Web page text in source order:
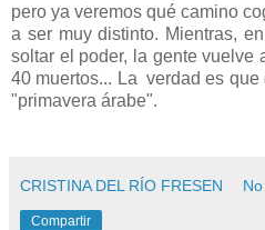
pero ya veremos qué camino
a ser muy distinto. Mientras,
soltar el poder, la gente vuelve
40 muertos... La verdad es
"primavera árabe".
CRISTINA DEL RÍO FRESEN
Compartir